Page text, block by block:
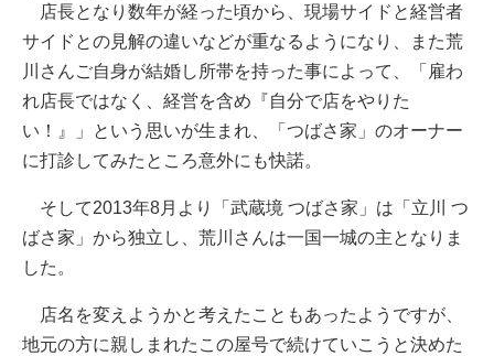
店長となり数年が経った頃から、現場サイドと経営者
サイドとの見解の違いなどが重なるようになり、また荒
川さんご自身が結婚し所帯を持った事によって、「雇わ
れ店長ではなく、経営を含め『自分で店をやりた
い！』」という思いが生まれ、「つばさ家」のオーナー
に打診してみたところ意外にも快諾。
そして2013年8月より「武蔵境 つばさ家」は「立川 つ
ばさ家」から独立し、荒川さんは一国一城の主となりま
した。
店名を変えようかと考えたこともあったようですが、
地元の方に親しまれたこの屋号で続けていこうと決めた